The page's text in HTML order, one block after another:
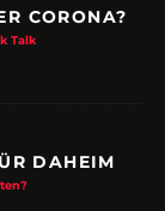
CORONA?
Talk
DAHEIM